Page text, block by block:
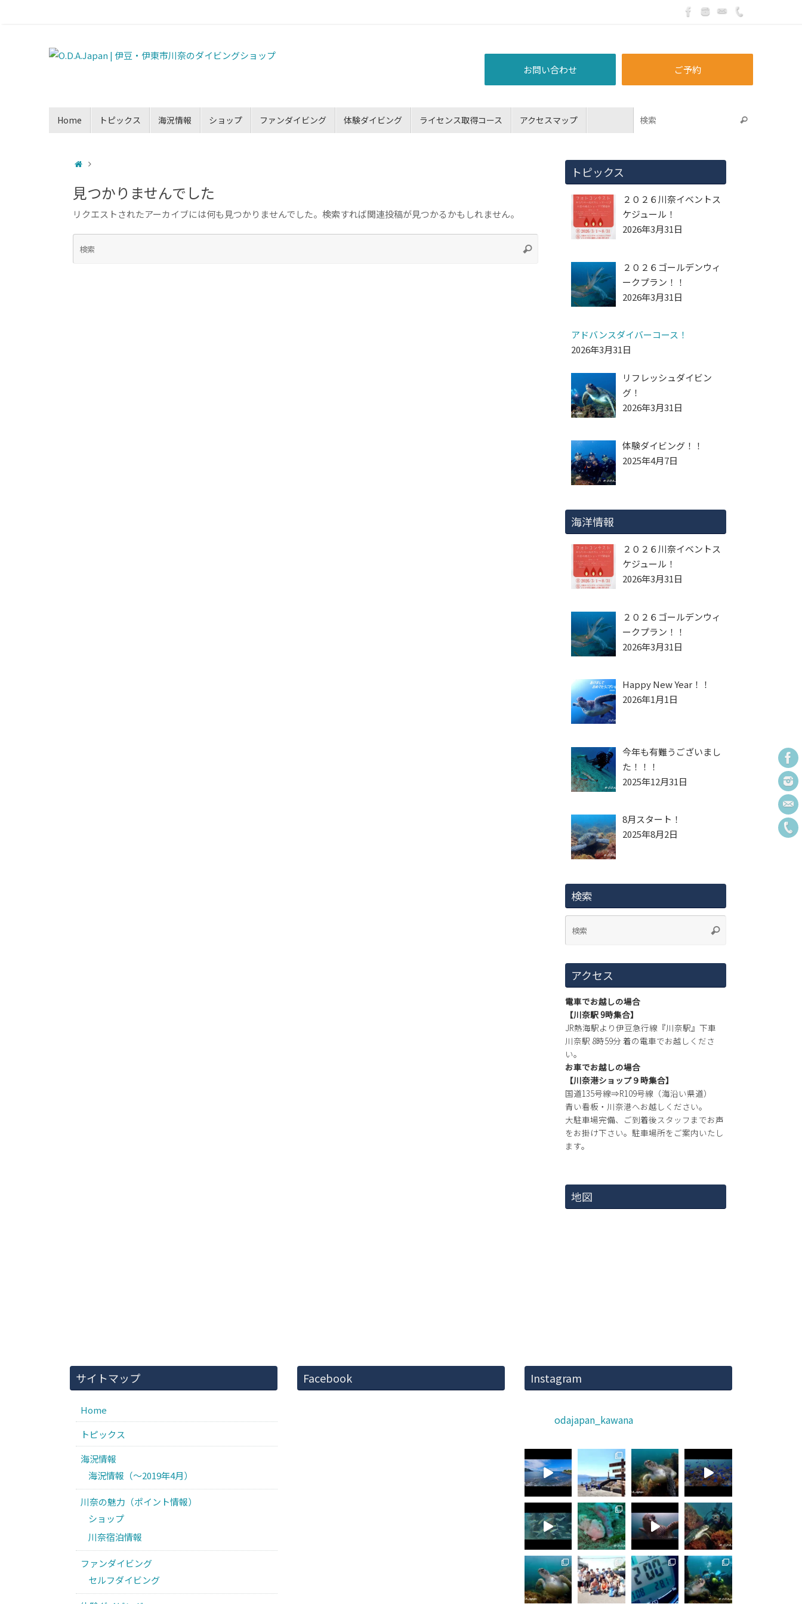
ご予約
お問い合わせ
Home トピックス 海況情報 ショップ ファンダイビング 体験ダイビング ライセンス取得コース アクセスマップ
見つかりませんでした
リクエストされたアーカイブには何も見つかりませんでした。検索すれば関連投稿が見つかるかもしれません。
トピックス
２０２６川奈イベントス
ケジュール！
2026年3月31日
２０２６ゴールデンウィ
ークプラン！！
2026年3月31日
アドバンスダイバーコース！
2026年3月31日
リフレッシュダイビン
グ！
2026年3月31日
体験ダイビング！！
2025年4月7日
海洋情報
２０２６川奈イベントス
ケジュール！
2026年3月31日
２０２６ゴールデンウィ
ークプラン！！
2026年3月31日
Happy New Year！！
2026年1月1日
今年も有難うございまし
た！！！
2025年12月31日
8月スタート！
2025年8月2日
検索
アクセス
電車でお越しの場合
【川奈駅 9時集合】
JR熱海駅より伊豆急行線『川奈駅』下車
川奈駅 8時59分 着の電車でお越しくださ
い。
お車でお越しの場合
【川奈港ショップ９時集合】
国道135号線⇒R109号線（海沿い県道）
青い看板・川奈港へお越しください。
大駐車場完備、ご到着後スタッフまでお声
をお掛け下さい。駐車場所をご案内いたし
ます。
地図
サイトマップ
Home
トピックス
海況情報
海況情報（〜2019年4月）
川奈の魅力（ポイント情報）
ショップ
川奈宿泊情報
ファンダイビング
セルフダイビング
Facebook Instagram
odajapan_kawana